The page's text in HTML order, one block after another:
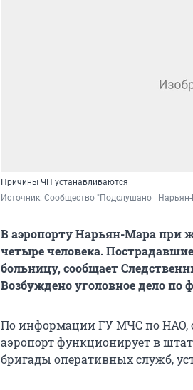
Причины ЧП устанавливаются
Источник: Сообщество "Подслушано |
В аэропорту Нарьян-Мара при
четыре человека.
больницу, сообщает
Возбуждено уголовное дело по
По информации ГУ МЧС по НАО,
аэропорт функционирует в
бригады оперативных служб,